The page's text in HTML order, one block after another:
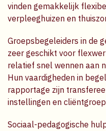
vinden gemakkelijk
verpleeghuizen en
Groepsbegeleiders in de
zeer geschikt voor
relatief snel wennen aan
Hun vaardigheden in
rapportage zijn
instellingen en
Sociaal-pedagogische